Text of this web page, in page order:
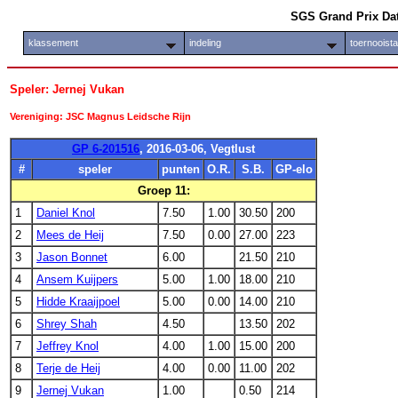
SGS Grand Prix
klassement indeling
Speler: Jernej Vukan
Vereniging: JSC Magnus Leidsche Rijn
GP 6-201516, 2016-03-06, Vegtlust
#
speler punten O.R. S.B.
GP-elo
Groep 11:
1
Daniel Knol 7.50 1.00 30.50
200
2
Mees de Heij 7.50 0.00 27.00
223
3
Jason Bonnet 6.00 21.50
210
4
Ansem Kuijpers 5.00 1.00 18.00
210
5
Hidde Kraaijpoel 5.00 0.00 14.00
210
6
Shrey Shah 4.50 13.50
202
7
Jeffrey Knol 4.00 1.00 15.00
200
8
Terje de Heij 4.00 0.00 11.00
202
9
Jernej Vukan 1.00 0.50
214